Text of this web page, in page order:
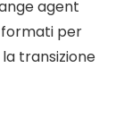
agent
formati per
transizione